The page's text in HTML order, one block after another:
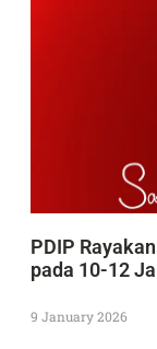
PDIP
pada 10-12
9 January 2026